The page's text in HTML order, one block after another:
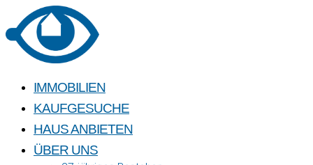
to
content
IMMOBILIEN
KAUFGESUCHE
HAUS ANBIETEN
ÜBER UNS